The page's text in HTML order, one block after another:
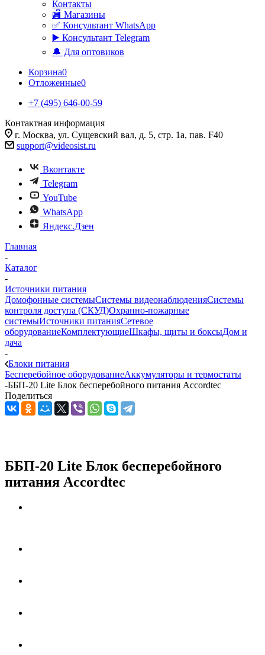
Контакты
🏬 Магазины
✅️ Консультант WhatsApp
▶️ Консультант Telegram
🔔 Для оптовиков
Корзина0
Отложенные0
+7 (495) 646-00-59
Контактная информация
г. Москва, ул. Сущевский вал, д. 5, стр. 1а, пав. F40
support@videosist.ru
Вконтакте
Telegram
YouTube
WhatsApp
Яндекс.Дзен
Главная
-
Каталог
-
Источники питания
Домофонные системыСистемы видеонаблюденияСистемы
контроля доступа (СКУД)Охранно-пожарные
системыИсточники питанияСетевое
оборудованиеКомплектующиеШкафы, щиты и боксыДом и
дача
-
Блоки питания
Бесперебойное оборудованиеАккумуляторы и термостаты
-ББП-20 Lite Блок бесперебойного питания Accordtec
Поделиться
ББП-20 Lite Блок бесперебойного
питания Accordtec